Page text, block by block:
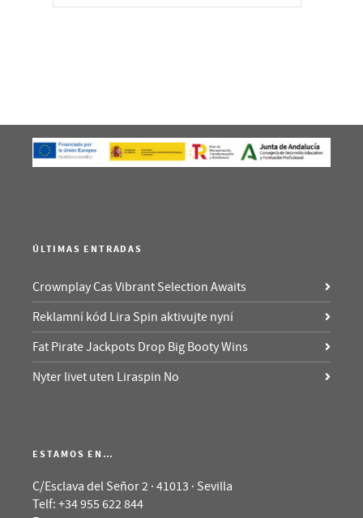
ÚLTIMAS ENTRADAS
Crownplay Cas Vibrant Selection Awaits
Reklamní kód Lira Spin aktivujte nyní
Fat Pirate Jackpots Drop Big Booty Wins
Nyter livet uten Liraspin No
ESTAMOS EN…
C/Esclava del Señor 2 · 41013 · Sevilla
Telf: +34 955 622 844